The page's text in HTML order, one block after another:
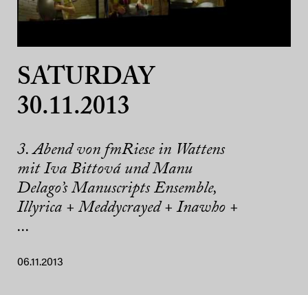
SATURDAY
30.11.2013
3. Abend von fmRiese in Wattens
mit Iva Bittová und Manu
Delago’s Manuscripts Ensemble,
Illyrica + Meddycrayed + Inawho +
...
06.11.2013